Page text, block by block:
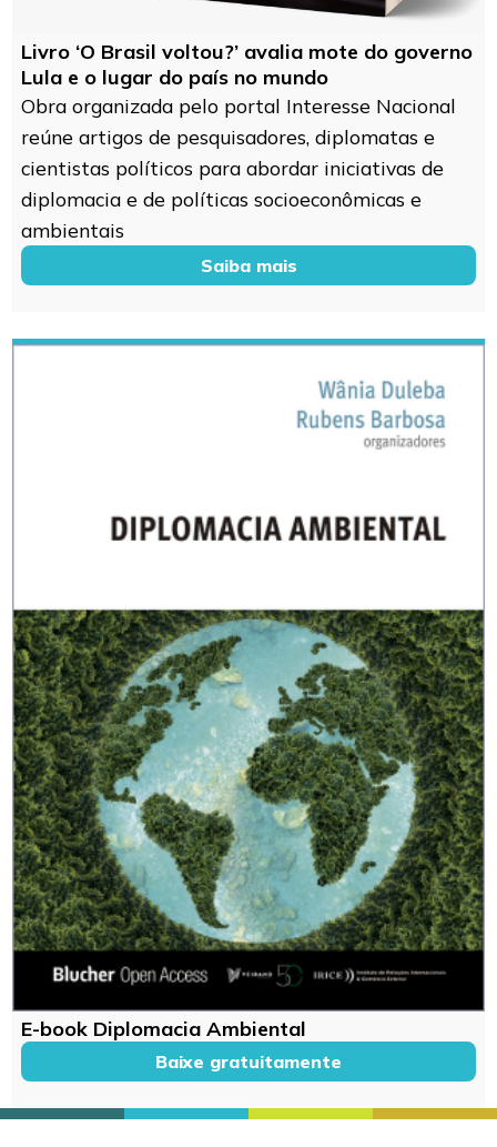
Livro ‘O Brasil voltou?’ avalia mote do governo
Lula e o lugar do país no mundo
Obra organizada pelo portal Interesse Nacional
reúne artigos de pesquisadores, diplomatas e
cientistas políticos para abordar iniciativas de
diplomacia e de políticas socioeconômicas e
ambientais
Saiba mais
E-book Diplomacia Ambiental
Baixe gratuitamente